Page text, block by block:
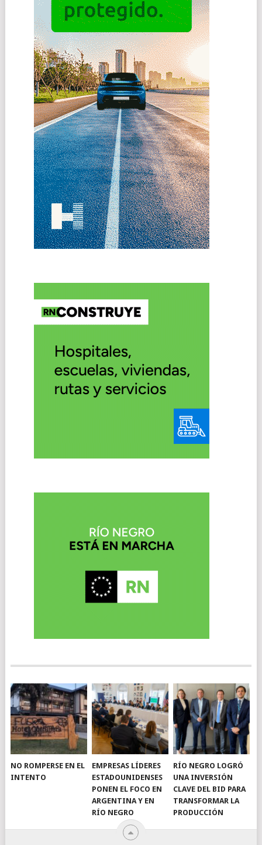
NO ROMPERSE EN EL
INTENTO
EMPRESAS LÍDERES
ESTADOUNIDENSES
PONEN EL FOCO EN
ARGENTINA Y EN
RÍO NEGRO
RÍO NEGRO LOGRÓ
UNA INVERSIÓN
CLAVE DEL BID PARA
TRANSFORMAR LA
PRODUCCIÓN